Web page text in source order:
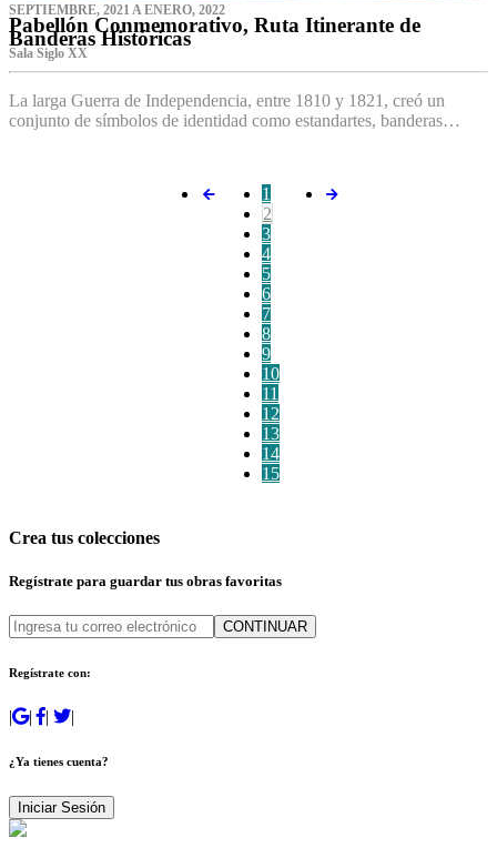
SEPTIEMBRE, 2021 A ENERO, 2022
Pabellón Conmemorativo, Ruta Itinerante de
Banderas Históricas
Sala Siglo XX
La larga Guerra de Independencia, entre 1810 y 1821, creó un
conjunto de símbolos de identidad como estandartes, banderas…
1
2
3
4
5
6
7
8
9
10
11
12
13
14
15
Crea tus colecciones
Regístrate para guardar tus obras favoritas
CONTINUAR
Regístrate con:
| | | |
¿Ya tienes cuenta?
Iniciar Sesión